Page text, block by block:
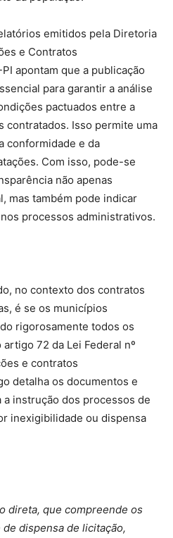
emitidos pela Diretoria
e Contratos
apontam que a publicação
para garantir a análise
pactuados entre a
contratados. Isso permite uma
conformidade e da
Com isso, pode-se
não apenas
mas também pode indicar
processos administrativos.
no contexto dos contratos
é se os municípios
rigorosamente todos os
72 da Lei Federal nº
e contratos
detalha os documentos e
instrução dos processos de
inexigibilidade ou dispensa
direta, que compreende os
dispensa de licitação,